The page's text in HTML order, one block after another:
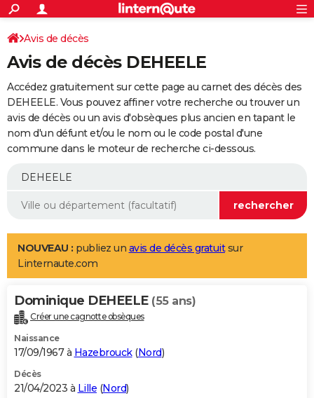
ACTUALITÉS
Politique
Société
Faits Divers
Education
Monde
Villes
+
SPORT
Coupe du monde 2026
Football
Tennis
Cyclisme
Rugby
Forum
Programme TV
TNT
Streaming
Cinéma
Sorties cinéma
Musique
+
FINANCE
Retraite
Epargne
Immobilier
Risques naturels par ville
Banque
Assurance
AUTO
Essais
Réserver un essai
Citadines
Berlines
SUV
Forum auto
+
Mobiles
Meilleur smartphone
Internet
Ordinateurs
Jeux vidéo
Guide high-tech
Aménagement intérieur
LIFESTYLE
Art de vivre
Bien-être
Loisirs
Mode
Modes de vie
Alimentation
Guide de la santé
Maladies
Médicaments
Sommeil
VOYAGE
Destinations
City break
Voyage nature
Voyage de noces
Forum
Climat
+PHOTO
GUIDES D'ACHAT
BONS PLANS
Avis de décès
Avis de décès DEHEELE
Accédez gratuitement sur cette page au carnet des décès des
DEHEELE. Vous pouvez affiner votre recherche ou trouver un
avis de décès ou un avis d'obsèques plus ancien en tapant le
nom d'un défunt et/ou le nom ou le code postal d'une
commune dans le moteur de recherche ci-dessous.
NOUVEAU : publiez un avis de décès gratuitsur
Linternaute.com
Dominique DEHEELE (55 ans)
Créer une cagnotte obsèques
Naissance
17/09/1967 à Hazebrouck(Nord)
Décès
21/04/2023 à Lille (Nord)